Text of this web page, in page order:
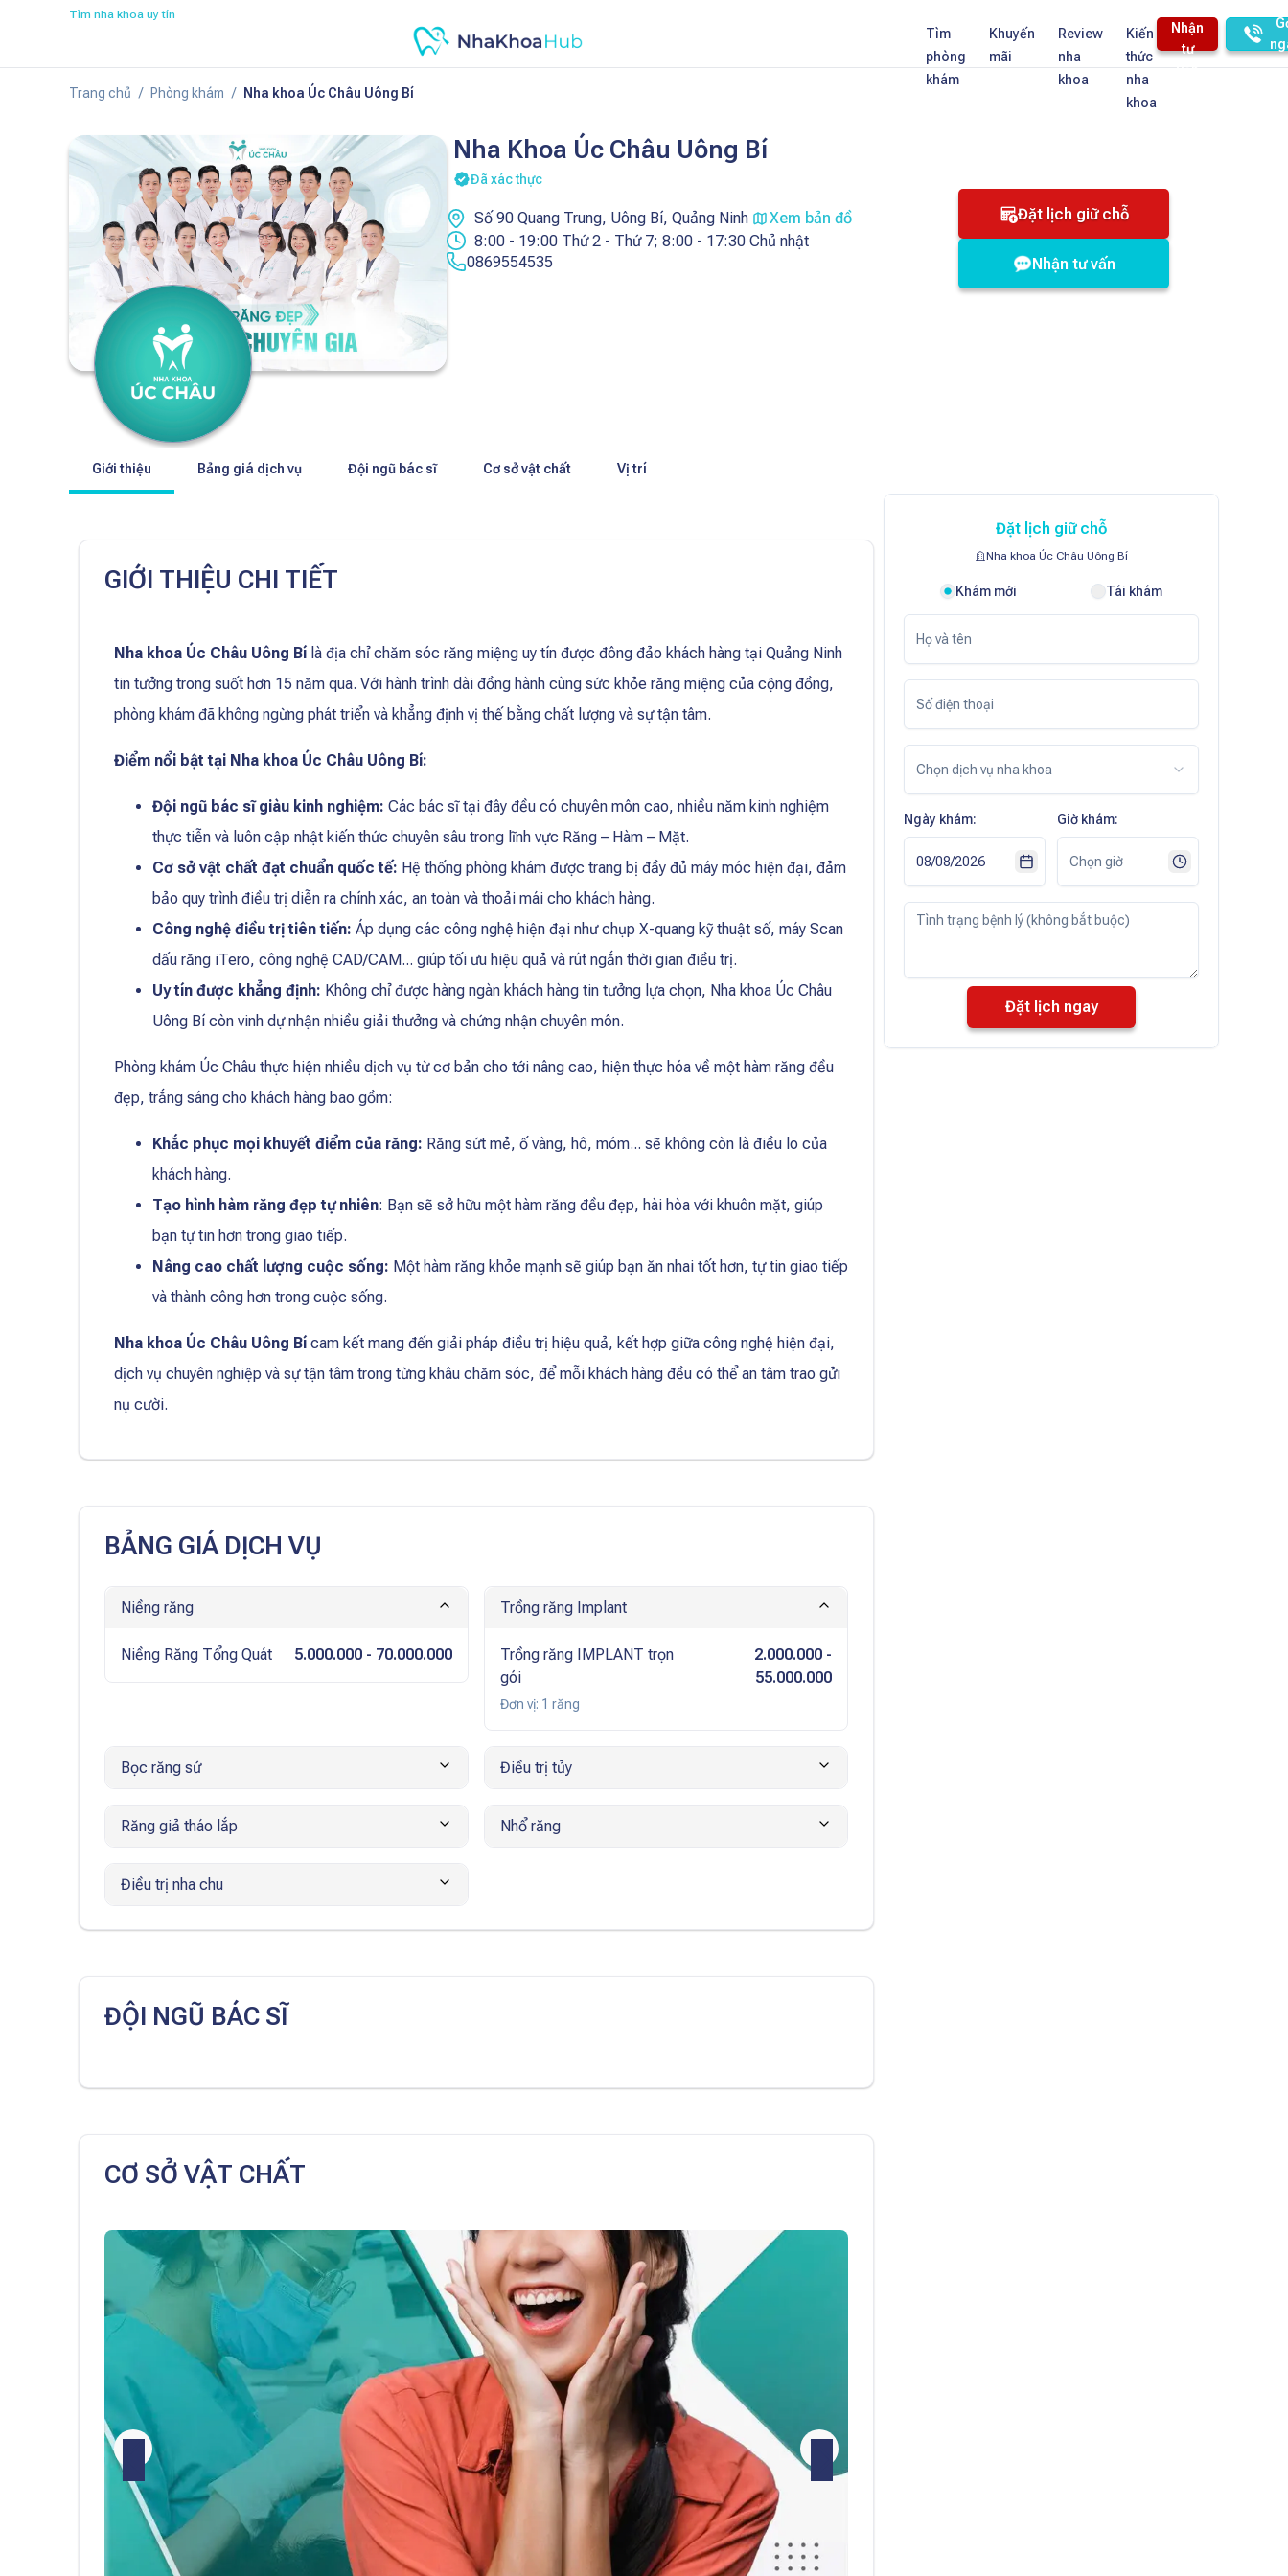
Tìm nha khoa uy tín
Tìm
phòng
khám
Khuyến
mãi
Review
nha
khoa
Kiến
thức
nha
khoa
Nhận
tư
vấn
Trang chủ / Phòng khám / Nha khoa Úc Châu Uông Bí
Nha Khoa Úc Châu Uông Bí
Đã xác thực
Số 90 Quang Trung, Uông Bí, Quảng Ninh
Xem bản đồ
8:00 - 19:00 Thứ 2 - Thứ 7; 8:00 - 17:30 Chủ nhật
0869554535
Đặt lịch giữ chỗ
Nhận tư vấn
Giới thiệu Bảng giá dịch vụ Đội ngũ bác sĩ Cơ sở vật chất Vị trí
GIỚI THIỆU CHI TIẾT
Nha khoa Úc Châu Uông Bí là địa chỉ chăm sóc răng miệng uy tín được đông đảo khách hàng tại Quảng Ninh
tin tưởng trong suốt hơn 15 năm qua. Với hành trình dài đồng hành cùng sức khỏe răng miệng của cộng đồng,
phòng khám đã không ngừng phát triển và khẳng định vị thế bằng chất lượng và sự tận tâm.
Điểm nổi bật tại Nha khoa Úc Châu Uông Bí:
Đội ngũ bác sĩ giàu kinh nghiệm: Các bác sĩ tại đây đều có chuyên môn cao, nhiều năm kinh nghiệm
thực tiễn và luôn cập nhật kiến thức chuyên sâu trong lĩnh vực Răng – Hàm – Mặt.
Cơ sở vật chất đạt chuẩn quốc tế: Hệ thống phòng khám được trang bị đầy đủ máy móc hiện đại, đảm
bảo quy trình điều trị diễn ra chính xác, an toàn và thoải mái cho khách hàng.
Công nghệ điều trị tiên tiến: Áp dụng các công nghệ hiện đại như chụp X-quang kỹ thuật số, máy Scan
dấu răng iTero, công nghệ CAD/CAM... giúp tối ưu hiệu quả và rút ngắn thời gian điều trị.
Uy tín được khẳng định: Không chỉ được hàng ngàn khách hàng tin tưởng lựa chọn, Nha khoa Úc Châu
Uông Bí còn vinh dự nhận nhiều giải thưởng và chứng nhận chuyên môn.
Phòng khám Úc Châu thực hiện nhiều dịch vụ từ cơ bản cho tới nâng cao, hiện thực hóa về một hàm răng đều
đẹp, trắng sáng cho khách hàng bao gồm:
Khắc phục mọi khuyết điểm của răng: Răng sứt mẻ, ố vàng, hô, móm... sẽ không còn là điều lo của
khách hàng.
Tạo hình hàm răng đẹp tự nhiên: Bạn sẽ sở hữu một hàm răng đều đẹp, hài hòa với khuôn mặt, giúp
bạn tự tin hơn trong giao tiếp.
Nâng cao chất lượng cuộc sống: Một hàm răng khỏe mạnh sẽ giúp bạn ăn nhai tốt hơn, tự tin giao tiếp
và thành công hơn trong cuộc sống.
Nha khoa Úc Châu Uông Bí cam kết mang đến giải pháp điều trị hiệu quả, kết hợp giữa công nghệ hiện đại,
dịch vụ chuyên nghiệp và sự tận tâm trong từng khâu chăm sóc, để mỗi khách hàng đều có thể an tâm trao gửi
nụ cười.
BẢNG GIÁ DỊCH VỤ
Niềng răng
Niềng Răng Tổng Quát 5.000.000 - 70.000.000
Trồng răng Implant
Trồng răng IMPLANT trọn
gói
2.000.000 -
55.000.000
Đơn vị: 1 răng
Bọc răng sứ Điều trị tủy
Răng giả tháo lắp Nhổ răng
Điều trị nha chu
ĐỘI NGŨ BÁC SĨ
CƠ SỞ VẬT CHẤT
Đặt lịch giữ chỗ
Nha khoa Úc Châu Uông Bí
Khám mới Tái khám
Chọn dịch vụ nha khoa
Ngày khám: Giờ khám:
Đặt lịch ngay